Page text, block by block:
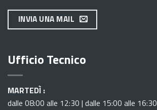
INVIA UNA MAIL
Ufficio Tecnico
MARTEDÌ :
dalle 08:00 alle 12:30 | dalle 15:00 alle 16:30